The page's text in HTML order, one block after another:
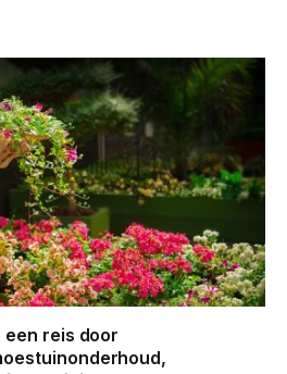
een reis door